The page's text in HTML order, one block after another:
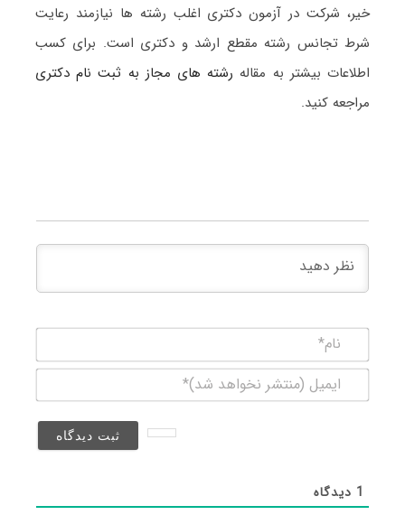
خیر، شرکت در آزمون دکتری اغلب رشته ها نیازمند رعایت
شرط تجانس رشته مقطع ارشد و دکتری است. برای کسب
اطلاعات بیشتر به مقاله رشته های مجاز به ثبت نام دکتری
مراجعه کنید.
(منتشر
1 دیدگاه